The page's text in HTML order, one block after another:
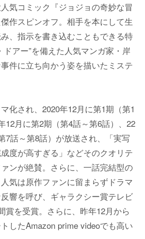
気コミック『ジョジョの奇妙な冒
作スピンオフ。相手を本にして生
、指示を書き込むこともできる特
ドアー”を備えた人気マンガ家・岸
件に立ち向かう姿を描いたミステ
化され、2020年12月に第1期（第1
12月に第2期（第4話～第6話）、22
7話～第8話）が放送され、「実写
度が高すぎる」などそのクオリテ
ンが絶賛。さらに、一話完結型の
気は原作ファンに留まらずドラマ
響を呼び、ギャラクシー賞テレビ
賞を受賞。さらに、昨年12月から
したAmazon prime videoでも高い